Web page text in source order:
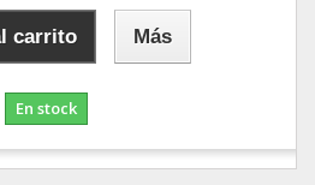
carrito Más
En stock